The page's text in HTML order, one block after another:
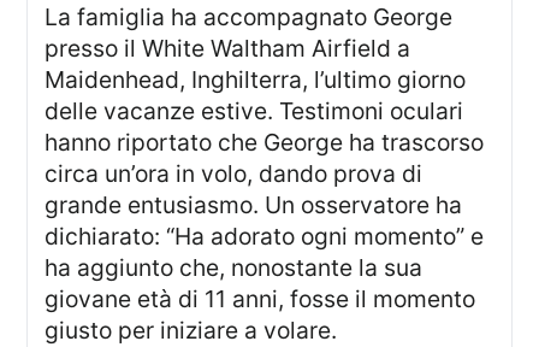
La famiglia ha accompagnato George
presso il White Waltham Airfield a
Maidenhead, Inghilterra, l’ultimo giorno
delle vacanze estive. Testimoni oculari
hanno riportato che George ha trascorso
circa un’ora in volo, dando prova di
grande entusiasmo. Un osservatore ha
dichiarato: “Ha adorato ogni momento” e
ha aggiunto che, nonostante la sua
giovane età di 11 anni, fosse il momento
giusto per iniziare a volare.